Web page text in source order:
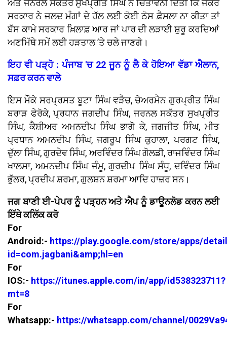
ਅਤੇ ਜਨਰਲ ਸਕੱਤਰ ਸੁਖਪ੍ਰੀਤ ਸਿੰਘ ਨੇ ਚਿਤਾਵਨੀ ਦਿੱਤੀ ਕਿ ਜੇਕਰ
ਸਰਕਾਰ ਨੇ ਜਲਦ ਮੰਗਾਂ ਦੇ ਹੱਲ ਲਈ ਕੋਈ ਠੋਸ ਫ਼ੈਸਲਾ ਨਾ ਕੀਤਾ ਤਾਂ
ਬੱਸ ਕਾਮੇ ਸਰਕਾਰ ਖ਼ਿਲਾਫ਼ ਆਰ ਜਾਂ ਪਾਰ ਦੀ ਲੜਾਈ ਸ਼ੁਰੂ ਕਰਦਿਆਂ
ਅਣਮਿੱਥੇ ਸਮੇਂ ਲਈ ਹੜਤਾਲ ’ਤੇ ਚਲੇ ਜਾਣਗੇ।
ਇਹ ਵੀ ਪੜ੍ਹੋ : ਪੰਜਾਬ 'ਚ 22 ਜੂਨ ਨੂੰ ਲੈ ਕੇ ਹੋਇਆ ਵੱਡਾ ਐਲਾਨ,
ਸਫ਼ਰ ਕਰਨ ਵਾਲੇ
ਇਸ ਮੌਕੇ ਸਰਪ੍ਰਸਤ ਬੂਟਾ ਸਿੰਘ ਵੜੈਚ, ਚੇਅਰਮੈਨ ਗੁਰਪ੍ਰੀਤ ਸਿੰਘ
ਬਰਾੜ ਫੇਰੋਕੇ, ਪ੍ਰਧਾਨ ਜਗਦੀਪ ਸਿੰਘ, ਜਰਨਲ ਸਕੱਤਰ ਸੁਖਪ੍ਰੀਤ
ਸਿੰਘ, ਕੈਸ਼ੀਅਰ ਅਮਨਦੀਪ ਸਿੰਘ ਭਾਗੋ ਕੇ, ਜਗਜੀਤ ਸਿੰਘ, ਮੀਤ
ਪ੍ਰਧਾਨ ਅਮਨਦੀਪ ਸਿੰਘ, ਜਗਰੂਪ ਸਿੰਘ ਕੁਹਾਲਾ, ਪਰਗਟ ਸਿੰਘ,
ਦੁੱਲਾ ਸਿੰਘ, ਗੁਰਦੇਵ ਸਿੰਘ, ਅਰਵਿੰਦਰ ਸਿੰਘ ਗੋਲਡੀ, ਰਾਜਵਿੰਦਰ ਸਿੰਘ
ਖਾਲਸਾ, ਅਮਨਦੀਪ ਸਿੰਘ ਜੰਮੂ, ਗੁਰਦੀਪ ਸਿੰਘ ਸੰਧੂ, ਦਵਿੰਦਰ ਸਿੰਘ
ਭੁੱਲਰ, ਪ੍ਰਦੀਪ ਸ਼ਰਮਾ, ਗੁਲਸ਼ਨ ਸ਼ਰਮਾ ਆਦਿ ਹਾਜ਼ਰ ਸਨ।
ਜਗ ਬਾਣੀ ਈ-ਪੇਪਰ ਨੂੰ ਪੜ੍ਹਨ ਅਤੇ ਐਪ ਨੂੰ ਡਾਊਨਲੋਡ ਕਰਨ ਲਈ
ਇੱਥੇ ਕਲਿੱਕ ਕਰੋ
For
Android:- https://play.google.com/store/apps/
id=com.jagbani&amp;hl=en
For
IOS:- https://itunes.apple.com/in/app/id538323711?
mt=8
For
Whatsapp:- https://whatsapp.com/channel/